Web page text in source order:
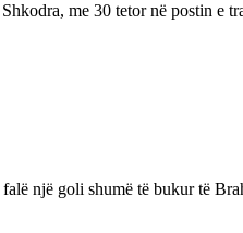
me 30 tetor në postin e
një goli shumë të bukur të